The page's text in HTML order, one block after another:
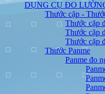
DỤNG CỤ ĐO
Thước cặp -
Thước cặp
Thước cặp
Thước cặp
Thước Panme
Panme đo